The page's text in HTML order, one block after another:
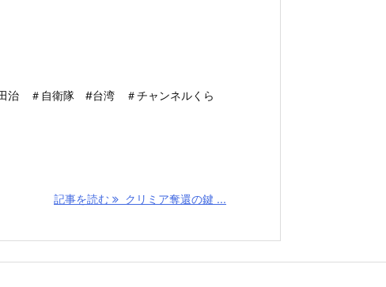
治 ＃自衛隊 #台湾 ＃チャンネルくら
記事を読む クリミア奪還の鍵 ...